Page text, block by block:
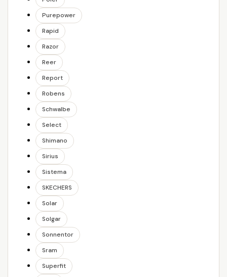
Purepower
Rapid
Razor
Reer
Report
Robens
Schwalbe
Select
Shimano
Sirius
Sistema
SKECHERS
Solar
Solgar
Sonnentor
Sram
Superfit